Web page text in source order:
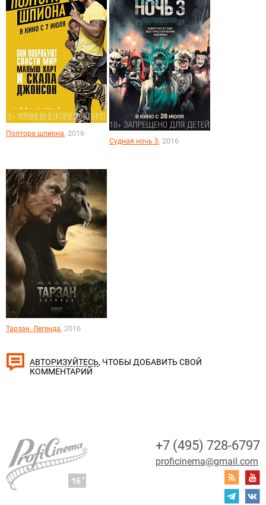
Полтора шпиона, 2016
Судная ночь 3, 2016
Тарзан. Легенда, 2016
АВТОРИЗУЙТЕСЬ, ЧТОБЫ ДОБАВИТЬ СВОЙ
КОММЕНТАРИЙ
+7 (495) 728-6797
proficinema@gmail.com